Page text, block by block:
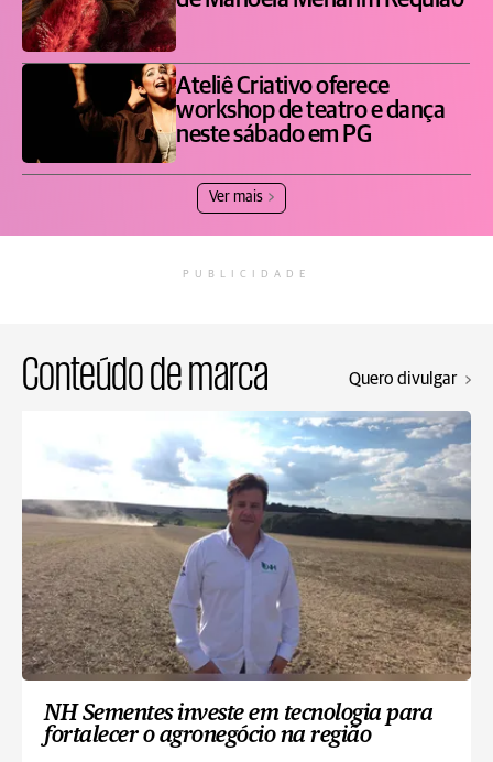
Ateliê Criativo oferece
workshop de teatro e dança
neste sábado em PG
Ver mais
PUBLICIDADE
Conteúdo de marca Quero divulgar
NH Sementes investe em tecnologia para
fortalecer o agronegócio na região